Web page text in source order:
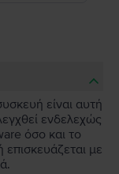
είναι αυτή
ενδελεχώς
όσο και το
με